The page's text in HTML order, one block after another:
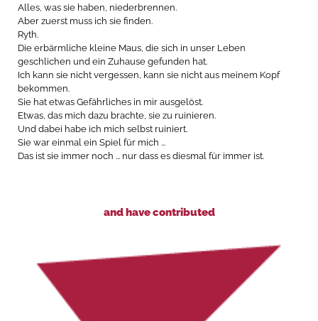
Alles, was sie haben, niederbrennen.
Aber zuerst muss ich sie finden.
Ryth.
Die erbärmliche kleine Maus, die sich in unser Leben
geschlichen und ein Zuhause gefunden hat.
Ich kann sie nicht vergessen, kann sie nicht aus meinem Kopf
bekommen.
Sie hat etwas Gefährliches in mir ausgelöst.
Etwas, das mich dazu brachte, sie zu ruinieren.
Und dabei habe ich mich selbst ruiniert.
Sie war einmal ein Spiel für mich ...
Das ist sie immer noch ... nur dass es diesmal für immer ist.
and have contributed